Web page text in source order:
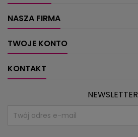
NASZA FIRMA
TWOJE KONTO
KONTAKT
NEWSLETTER